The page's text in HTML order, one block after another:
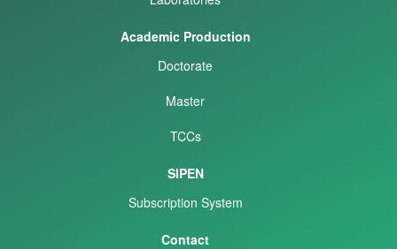
Academic Production
Doctorate
Master
TCCs
SIPEN
Subscription System
Contact